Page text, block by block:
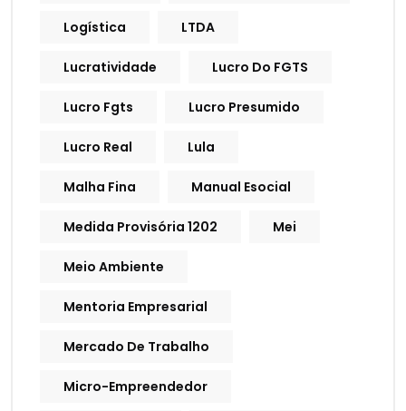
Logística LTDA
Lucratividade Lucro Do FGTS
Lucro Fgts Lucro Presumido
Lucro Real Lula
Malha Fina Manual Esocial
Medida Provisória 1202 Mei
Meio Ambiente
Mentoria Empresarial
Mercado De Trabalho
Micro-Empreendedor